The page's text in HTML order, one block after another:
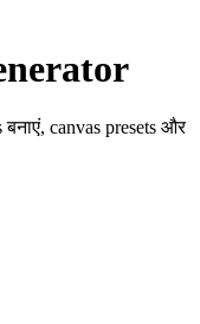
canvas presets और